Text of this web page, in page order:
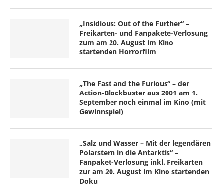
„Insidious: Out of the Further“ –
Freikarten- und Fanpakete-Verlosung
zum am 20. August im Kino
startenden Horrorfilm
„The Fast and the Furious“ – der
Action-Blockbuster aus 2001 am 1.
September noch einmal im Kino (mit
Gewinnspiel)
„Salz und Wasser – Mit der legendären
Polarstern in die Antarktis“ –
Fanpaket-Verlosung inkl. Freikarten
zur am 20. August im Kino startenden
Doku